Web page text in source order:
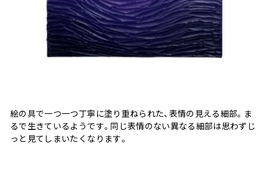
絵の具で一つ一つ丁寧に塗り重ねられた、表情の見える細部。ま
るで生きているようです。同じ表情のない異なる細部は思わずじ
っと見てしまいたくなります。